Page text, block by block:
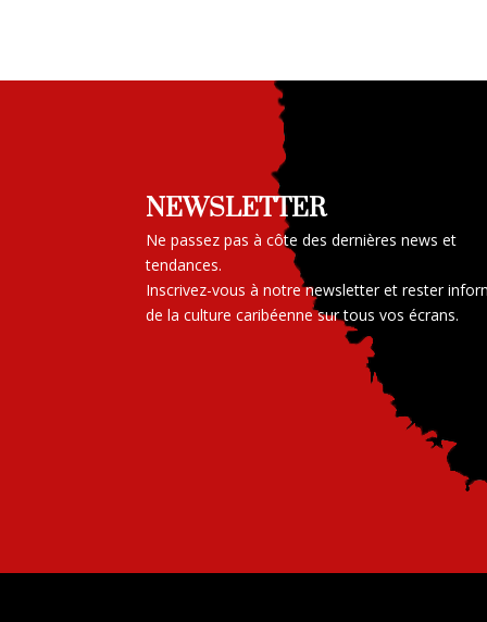
NEWSLETTER
Ne passez pas à côte des dernières news et
tendances.
Inscrivez-vous à notre newsletter et rester
de la culture caribéenne sur tous vos écrans.